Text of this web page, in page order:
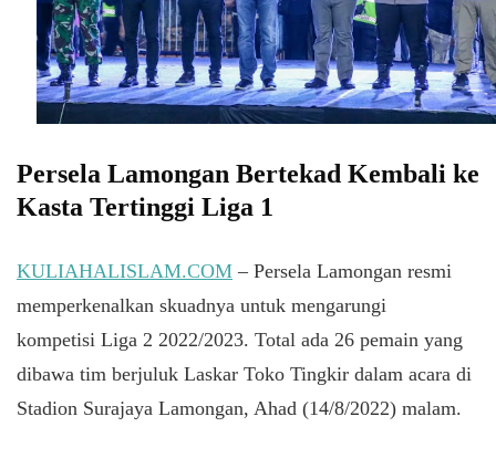
Persela Lamongan Bertekad Kembali ke
Kasta Tertinggi Liga 1
KULIAHALISLAM.COM – Persela Lamongan resmi
memperkenalkan skuadnya untuk mengarungi
kompetisi Liga 2 2022/2023. Total ada 26 pemain yang
dibawa tim berjuluk Laskar Toko Tingkir dalam acara di
Stadion Surajaya Lamongan, Ahad (14/8/2022) malam.